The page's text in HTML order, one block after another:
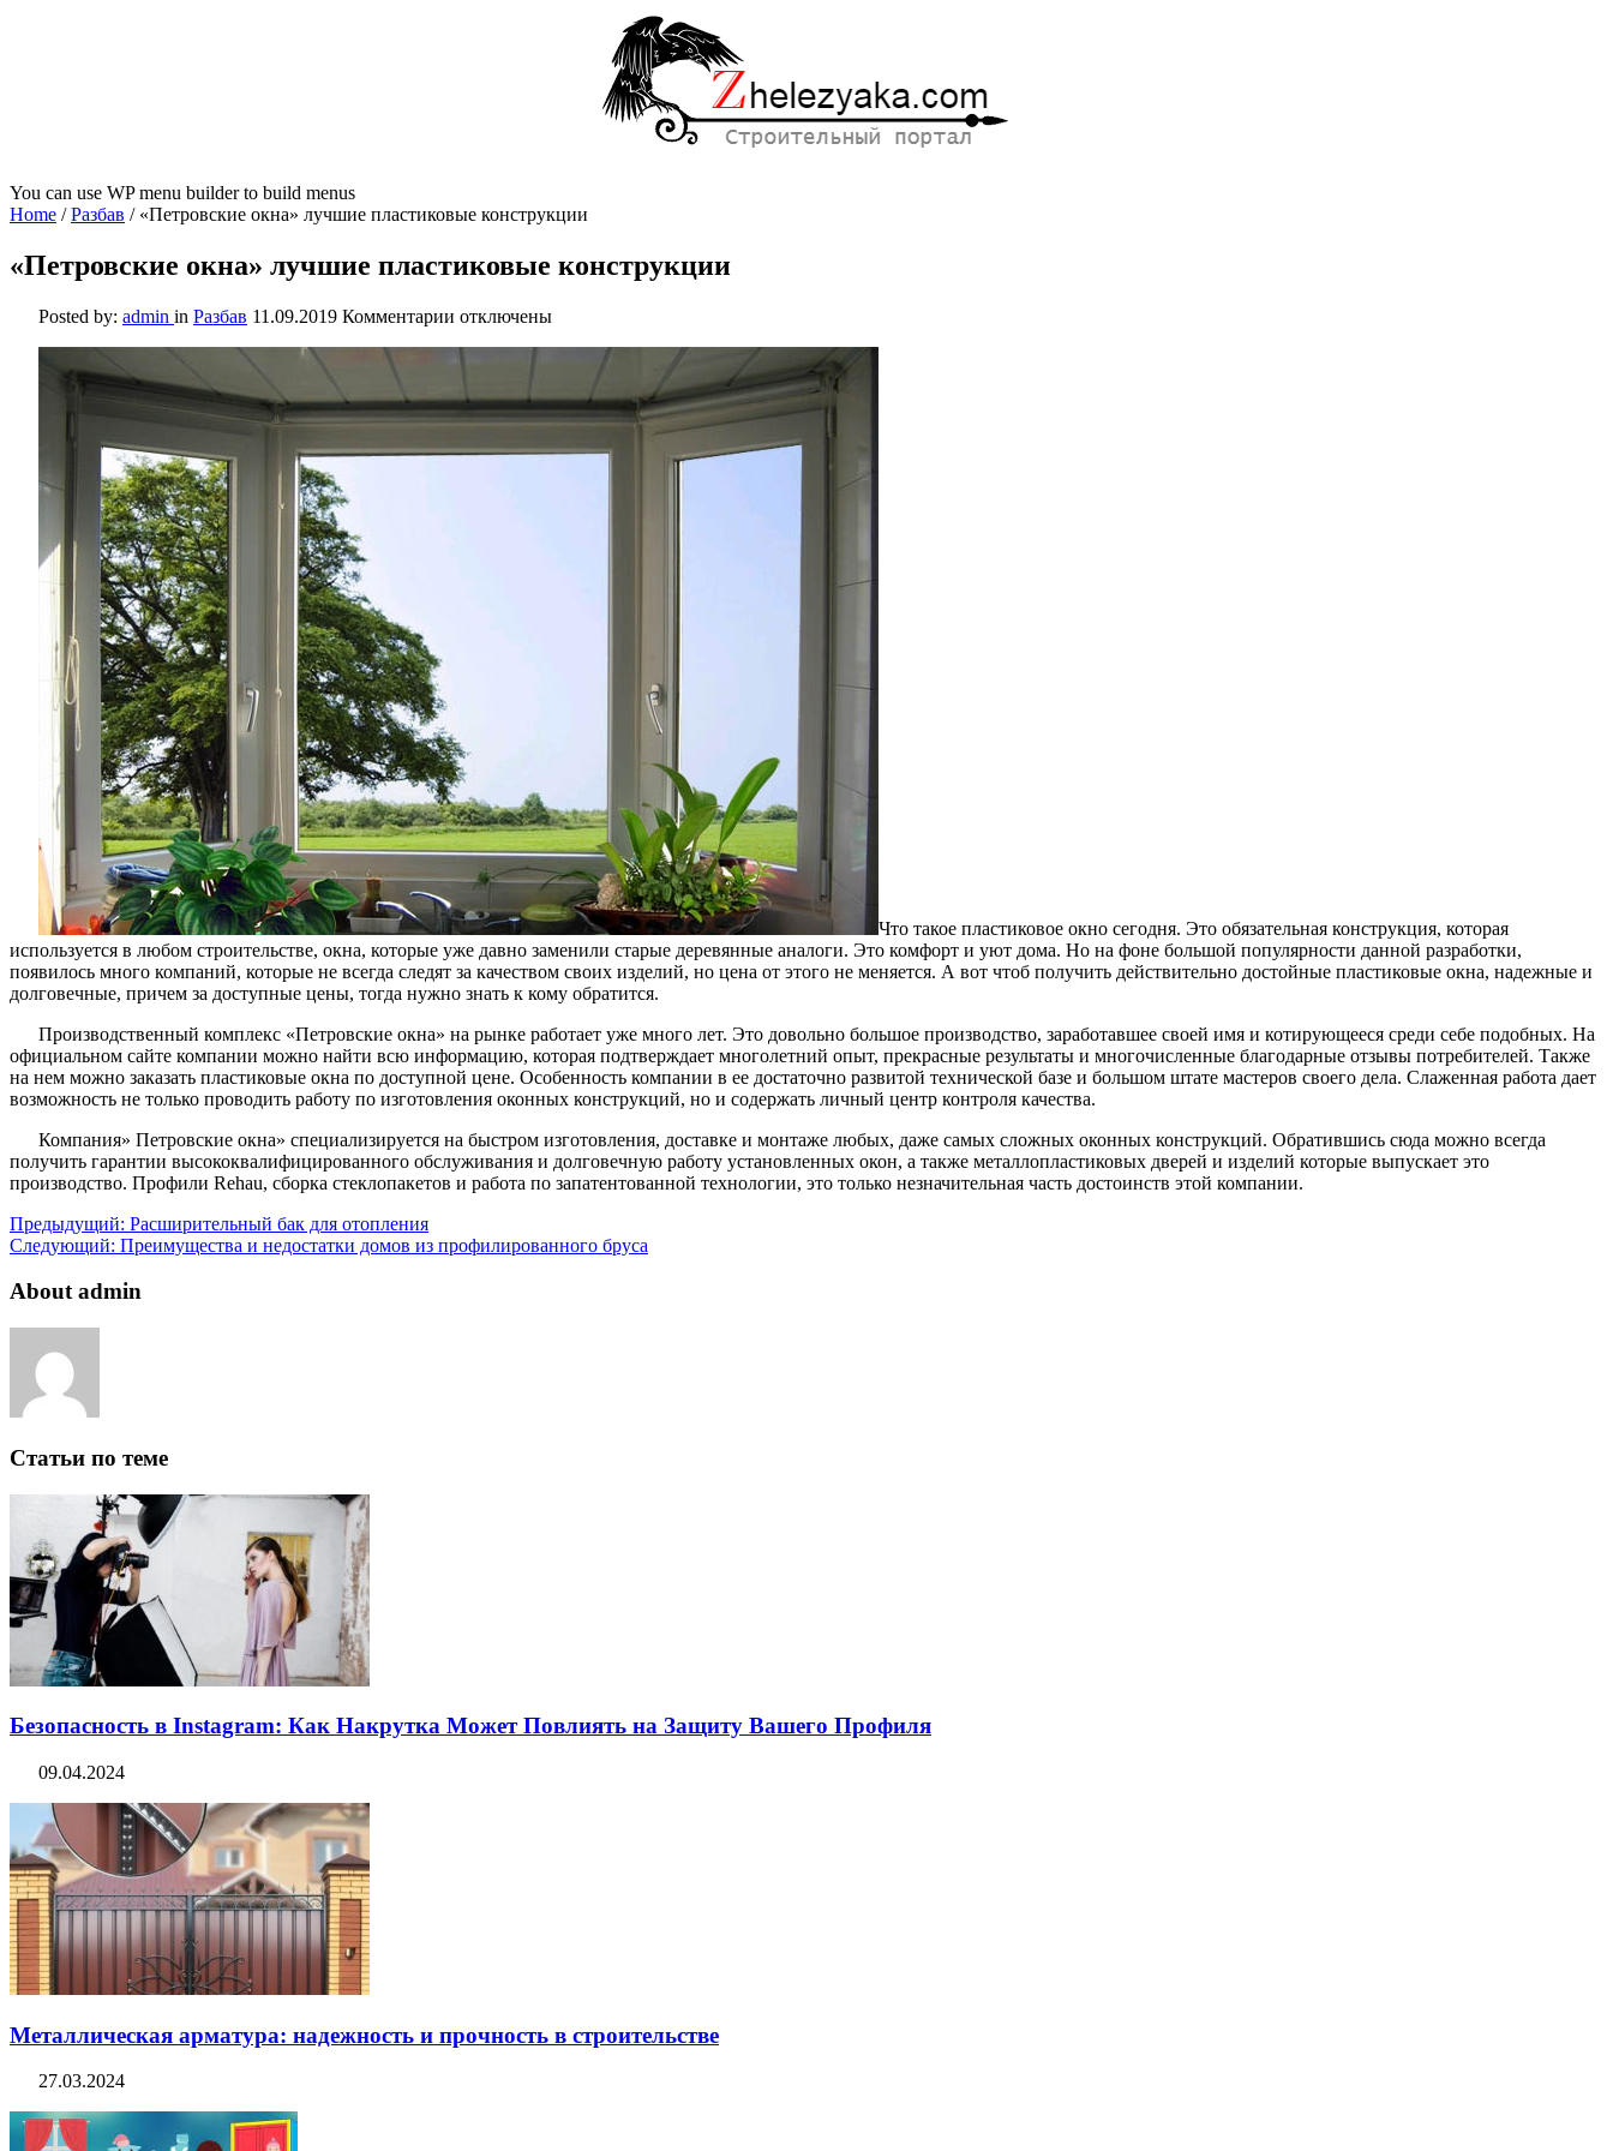
You can use WP menu builder to build menus
Home /Разбав / «Петровские окна» лучшие пластиковые конструкции
«Петровские окна» лучшие пластиковые конструкции
Posted by: admin in Разбав 11.09.2019 Комментарии
к
«Петровские
лучшие
пластиковые
конструкции
отключены
Что такое пластиковое окно сегодня. Это обязательная конструкция, которая
используется в любом строительстве, окна, которые уже давно заменили старые деревянные аналоги. Это комфорт и уют дома. Но на фоне большой популярности данной разработки,
появилось много компаний, которые не всегда следят за качеством своих изделий, но цена от этого не меняется. А вот чтоб получить действительно достойные пластиковые окна, надежные и
долговечные, причем за доступные цены, тогда нужно знать к кому обратится.
Производственный комплекс «Петровские окна» на рынке работает уже много лет. Это довольно большое производство, заработавшее своей имя и котирующееся среди себе подобных. На
официальном сайте компании можно найти всю информацию, которая подтверждает многолетний опыт, прекрасные результаты и многочисленные благодарные отзывы потребителей. Также
на нем можно заказать пластиковые окна по доступной цене. Особенность компании в ее достаточно развитой технической базе и большом штате мастеров своего дела. Слаженная работа дает
возможность не только проводить работу по изготовления оконных конструкций, но и содержать личный центр контроля качества.
Компания» Петровские окна» специализируется на быстром изготовления, доставке и монтаже любых, даже самых сложных оконных конструкций. Обратившись сюда можно всегда
получить гарантии высококвалифицированного обслуживания и долговечную работу установленных окон, а также металлопластиковых дверей и изделий которые выпускает это
производство. Профили Rehau, сборка стеклопакетов и работа по запатентованной технологии, это только незначительная часть достоинств этой компании.
Предыдущий: Расширительный бак для отопления
Следующий: Преимущества и недостатки домов из профилированного бруса
About admin
Статьи по теме
Безопасность в Instagram: Как Накрутка Может Повлиять на Защиту Вашего Профиля
09.04.2024
Металлическая арматура: надежность и прочность в строительстве
27.03.2024